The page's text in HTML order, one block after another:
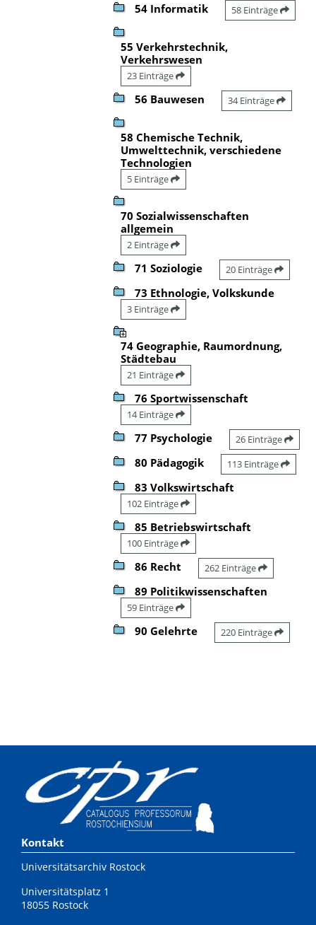
54 Informatik 58 Einträge
55 Verkehrstechnik,
Verkehrswesen
23 Einträge
56 Bauwesen 34 Einträge
58 Chemische Technik,
Umwelttechnik, verschiedene
Technologien
5 Einträge
70 Sozialwissenschaften
allgemein
2 Einträge
71 Soziologie 20 Einträge
73 Ethnologie, Volkskunde
3 Einträge
74 Geographie, Raumordnung,
Städtebau
21 Einträge
76 Sportwissenschaft
14 Einträge
77 Psychologie 26 Einträge
80 Pädagogik 113 Einträge
83 Volkswirtschaft
102 Einträge
85 Betriebswirtschaft
100 Einträge
86 Recht 262 Einträge
89 Politikwissenschaften
59 Einträge
90 Gelehrte 220 Einträge
Kontakt
Universitätsarchiv Rostock
Universitätsplatz 1
18055 Rostock